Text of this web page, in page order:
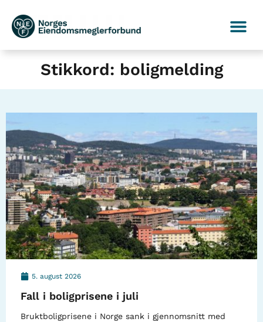
Stikkord: boligmelding
5. august 2026
Fall i boligprisene i juli
Bruktboligprisene i Norge sank i gjennomsnitt med